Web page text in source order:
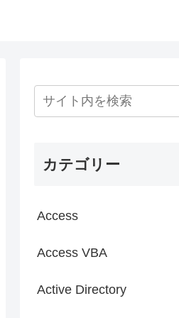
カテゴリー
Access
Access VBA
Active Directory